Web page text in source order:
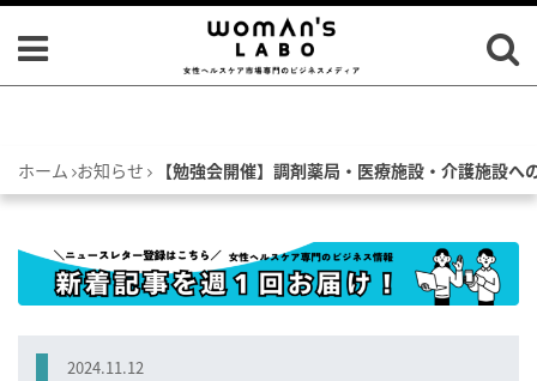
ホーム お知らせ 【勉強会開催】調剤薬局・医療施設・介護施設へ
2024.11.12